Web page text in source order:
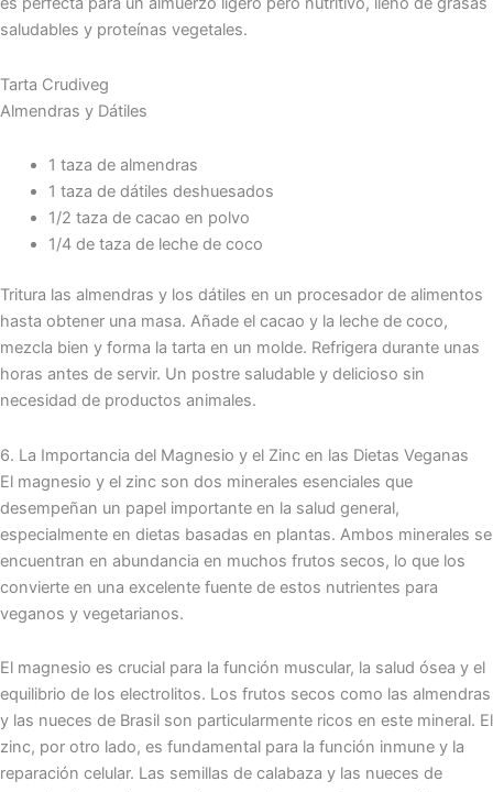
saludables y proteínas vegetales.
Tarta Crudiveg
Almendras y Dátiles
1 taza de almendras
1 taza de dátiles deshuesados
1/2 taza de cacao en polvo
1/4 de taza de leche de coco
Tritura las almendras y los dátiles en un procesador de alimentos
hasta obtener una masa. Añade el cacao y la leche de coco,
mezcla bien y forma la tarta en un molde. Refrigera durante unas
horas antes de servir. Un postre saludable y delicioso sin
necesidad de productos animales.
6. La Importancia del Magnesio y el Zinc en las Dietas Veganas
El magnesio y el zinc son dos minerales esenciales que
desempeñan un papel importante en la salud general,
especialmente en dietas basadas en plantas. Ambos minerales se
encuentran en abundancia en muchos frutos secos, lo que los
convierte en una excelente fuente de estos nutrientes para
veganos y vegetarianos.
El magnesio es crucial para la función muscular, la salud ósea y el
equilibrio de los electrolitos. Los frutos secos como las almendras
y las nueces de Brasil son particularmente ricos en este mineral. El
zinc, por otro lado, es fundamental para la función inmune y la
reparación celular. Las semillas de calabaza y las nueces de